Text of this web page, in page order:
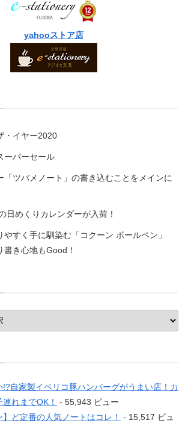
yahooストア店
・イヤー2020
ーパーセール
「ツバメノート」の書き込むことをメインに
日めくりカレンダーが入荷！
やすく手に馴染む「コクーン ボールペン」
書き心地もGood！
!?自家製イベリコ豚ハンバーグがうまい店！カ
れまでOK！
- 55,943 ビュー
】ど定番の人気ノートはコレ！
- 15,517 ビュ